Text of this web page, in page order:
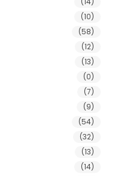
(10)
(58)
(12)
(13)
(0)
(7)
(9)
(54)
(32)
(13)
(14)